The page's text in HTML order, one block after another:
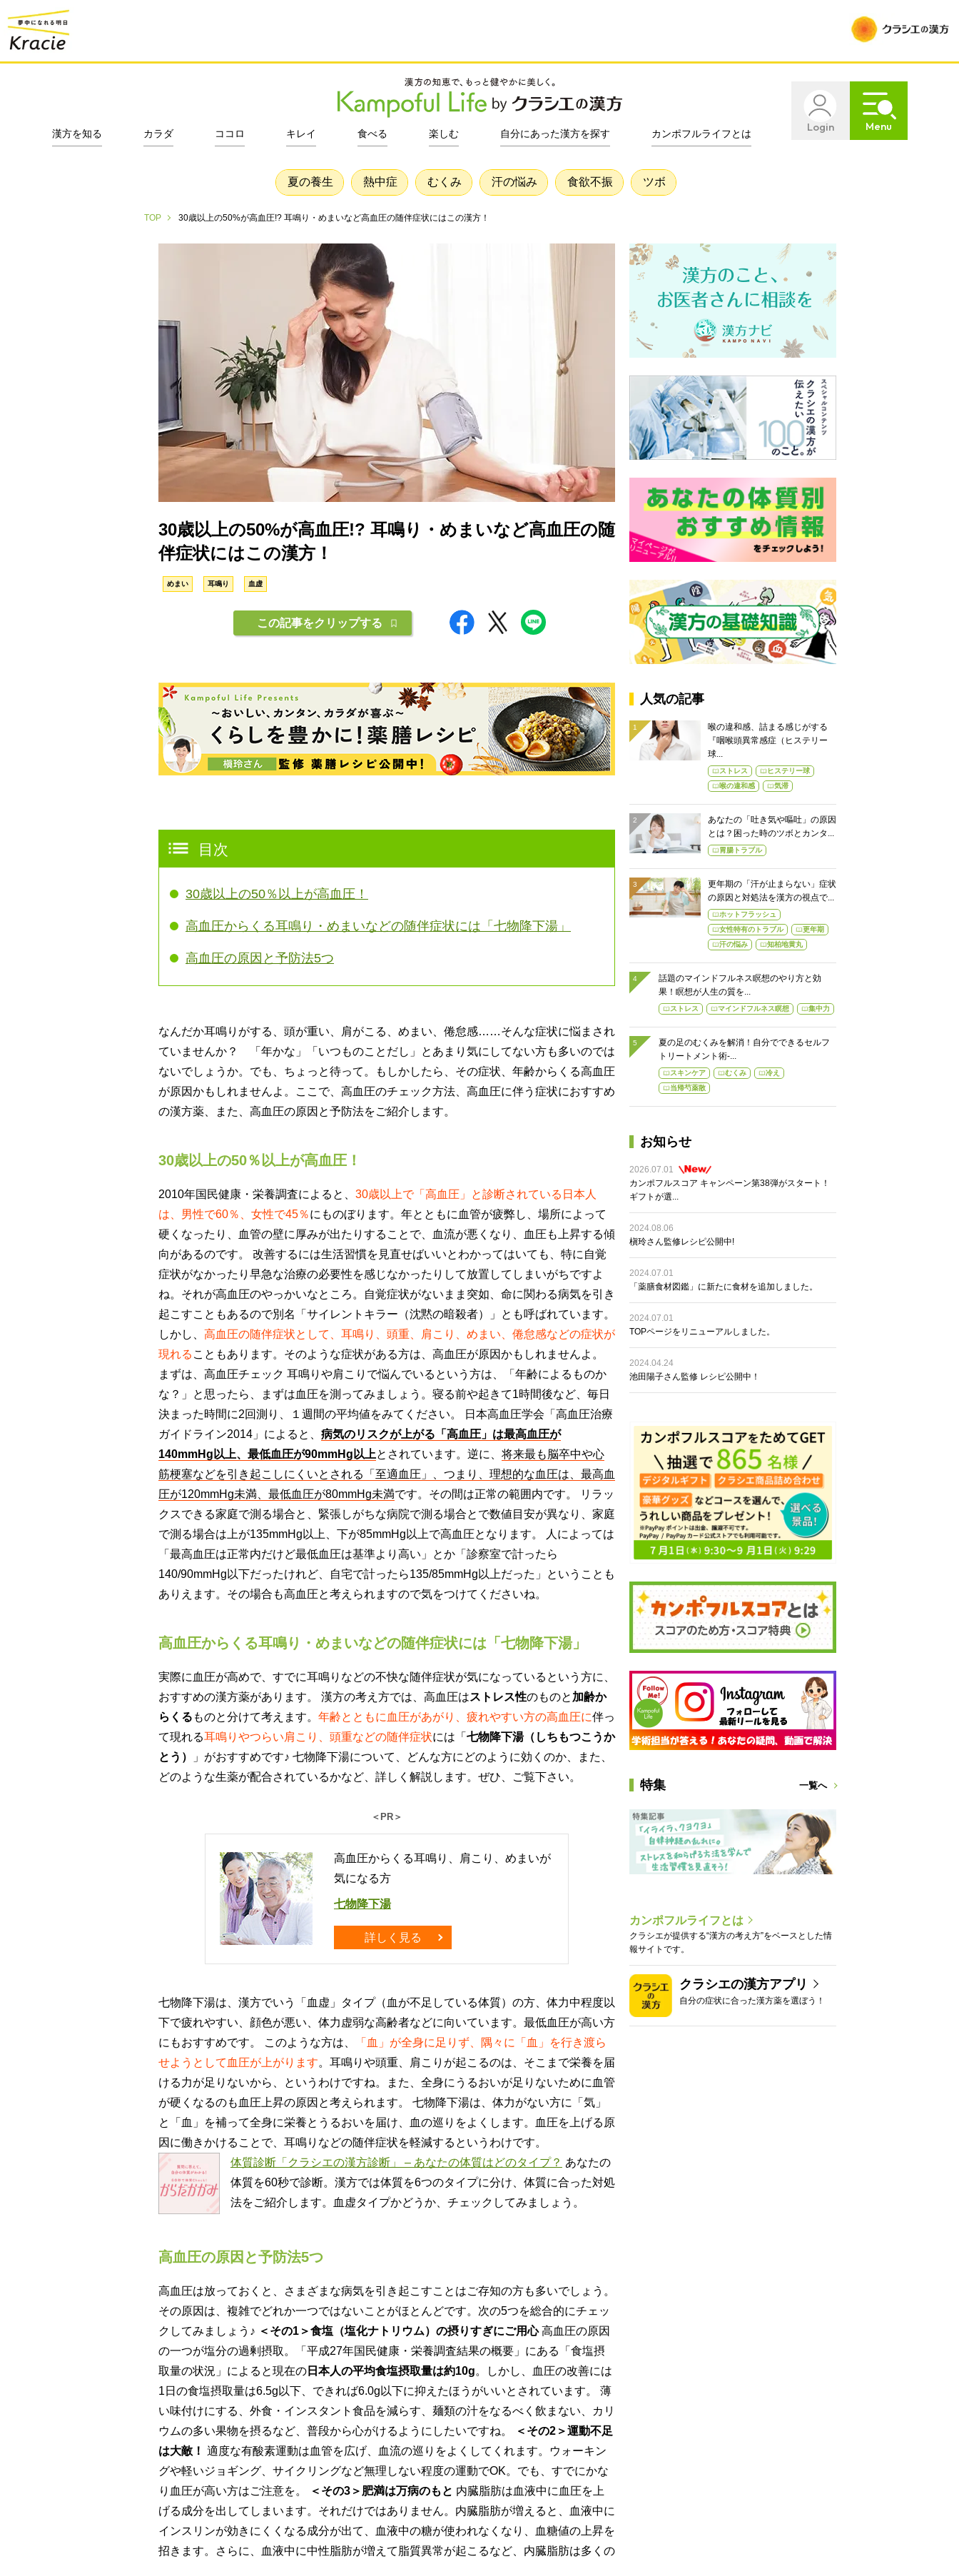
Login Menu
漢方を知る カラダ ココロ キレイ 食べる 楽しむ 自分にあった漢方を探す カンポフルライフとは
夏の養生 熱中症 むくみ 汗の悩み 食欲不振 ツボ
TOP 30歳以上の50%が高血圧!? 耳鳴り・めまいなど高血圧の随伴症状にはこの漢方！
30歳以上の50%が高血圧!? 耳鳴り・めまいなど高血圧の随
伴症状にはこの漢方！
めまい 耳鳴り 血虚
この記事をクリップする
目次
30歳以上の50％以上が高血圧！
高血圧からくる耳鳴り・めまいなどの随伴症状には「七物降下湯」
高血圧の原因と予防法5つ
なんだか耳鳴りがする、頭が重い、肩がこる、めまい、倦怠感……そんな症状に悩まされ
ていませんか？ 「年かな」「いつものことだし」とあまり気にしてない方も多いのでは
ないでしょうか。でも、ちょっと待って。もしかしたら、その症状、年齢からくる高血圧
が原因かもしれませんよ。ここで、高血圧のチェック方法、高血圧に伴う症状におすすめ
の漢方薬、また、高血圧の原因と予防法をご紹介します。
30歳以上の50％以上が高血圧！
2010年国民健康・栄養調査によると、 30歳以上で「高血圧」と診断されている日本人
は、男性で60％、女性で45％にものぼります。年とともに血管が疲弊し、場所によって
硬くなったり、血管の壁に厚みが出たりすることで、血流が悪くなり、血圧も上昇する傾
向があるのです。 改善するには生活習慣を見直せばいいとわかってはいても、特に自覚
症状がなかったり早急な治療の必要性を感じなかったりして放置してしまいがちですよ
ね。それが高血圧のやっかいなところ。自覚症状がないまま突如、命に関わる病気を引き
起こすこともあるので別名「サイレントキラー（沈黙の暗殺者）」とも呼ばれています。
しかし、 高血圧の随伴症状として、耳鳴り、頭重、肩こり、めまい、倦怠感などの症状が
現れる こともあります。そのような症状がある方は、高血圧が原因かもしれませんよ。
まずは、高血圧チェック 耳鳴りや肩こりで悩んでいるという方は、「年齢によるものか
な？」と思ったら、まずは血圧を測ってみましょう。寝る前や起きて1時間後など、毎日
決まった時間に2回測り、１週間の平均値をみてください。 日本高血圧学会「高血圧治療
ガイドライン2014」によると、 病気のリスクが上がる「高血圧」は最高血圧が
140mmHg以上、最低血圧が90mmHg以上とされています。逆に、 将来最も脳卒中や心
筋梗塞などを引き起こしにくいとされる「至適血圧」、つまり、理想的な血圧は、最高血
圧が120mmHg未満、最低血圧が80mmHg未満です。その間は正常の範囲内です。 リラッ
クスできる家庭で測る場合と、緊張しがちな病院で測る場合とで数値目安が異なり、家庭
で測る場合は上が135mmHg以上、下が85mmHg以上で高血圧となります。 人によっては
「最高血圧は正常内だけど最低血圧は基準より高い」とか「診察室で計ったら
140/90mmHg以下だったけれど、自宅で計ったら135/85mmHg以上だった」ということも
ありえます。その場合も高血圧と考えられますので気をつけてくださいね。
高血圧からくる耳鳴り・めまいなどの随伴症状には「七物降下湯」
実際に血圧が高めで、すでに耳鳴りなどの不快な随伴症状が気になっているという方に、
おすすめの漢方薬があります。 漢方の考え方では、高血圧はストレス性のものと 加齢か
らくる ものと分けて考えます。 年齢とともに血圧があがり、疲れやすい方の高血圧に伴っ
て現れる耳鳴りやつらい肩こり、頭重などの随伴症状には「 七物降下湯（しちもつこうか
とう）
」がおすすめです♪ 七物降下湯について、どんな方にどのように効くのか、また、
どのような生薬が配合されているかなど、詳しく解説します。ぜひ、ご覧下さい。
＜PR＞
高血圧からくる耳鳴り、肩こり、めまいが
気になる方
七物降下湯
詳しく見る
七物降下湯は、漢方でいう「血虚」タイプ（血が不足している体質）の方、体力中程度以
下で疲れやすい、顔色が悪い、体力虚弱な高齢者などに向いています。最低血圧が高い方
にもおすすめです。 このような方は、
「血」が全身に足りず、隅々に「血」を行き渡ら
せようとして血圧が上がります。耳鳴りや頭重、肩こりが起こるのは、そこまで栄養を届
ける力が足りないから、というわけですね。また、全身にうるおいが足りないために血管
が硬くなるのも血圧上昇の原因と考えられます。 七物降下湯は、体力がない方に「気」
と「血」を補って全身に栄養とうるおいを届け、血の巡りをよくします。血圧を上げる原
因に働きかけることで、耳鳴りなどの随伴症状を軽減するというわけです。
体質診断「クラシエの漢方診断」 – あなたの体質はどのタイプ？ あなたの
体質を60秒で診断。漢方では体質を6つのタイプに分け、体質に合った対処
法をご紹介します。血虚タイプかどうか、チェックしてみましょう。
高血圧の原因と予防法5つ
高血圧は放っておくと、さまざまな病気を引き起こすことはご存知の方も多いでしょう。
その原因は、複雑でどれか一つではないことがほとんどです。次の5つを総合的にチェッ
クしてみましょう♪ ＜その1＞食塩（塩化ナトリウム）の摂りすぎにご用心高血圧の原因
の一つが塩分の過剰摂取。「平成27年国民健康・栄養調査結果の概要」にある「食塩摂
取量の状況」によると現在の 日本人の平均食塩摂取量は約10g。しかし、血圧の改善には
1日の食塩摂取量は6.5g以下、できれば6.0g以下に抑えたほうがいいとされています。 薄
い味付けにする、外食・インスタント食品を減らす、麺類の汁をなるべく飲まない、カリ
ウムの多い果物を摂るなど、普段から心がけるようにしたいですね。
＜その2＞運動不足
は大敵！ 適度な有酸素運動は血管を広げ、血流の巡りをよくしてくれます。ウォーキン
グや軽いジョギング、サイクリングなど無理しない程度の運動でOK。でも、すでにかな
り血圧が高い方はご注意を。
＜その3＞肥満は万病のもと 内臓脂肪は血液中に血圧を上
げる成分を出してしまいます。それだけではありません。内臓脂肪が増えると、血液中に
インスリンが効きにくくなる成分が出て、血液中の糖が使われなくなり、血糖値の上昇を
招きます。さらに、血液中に中性脂肪が増えて脂質異常が起こるなど、内臓脂肪は多くの
人気の記事
喉の違和感、詰まる感じがする
『咽喉頭異常感症（ヒステリー
球...
ストレス
ヒステリー球
喉の違和感
気滞
あなたの「吐き気や嘔吐」の原因
とは？困った時のツボとカンタ...
胃腸トラブル
更年期の「汗が止まらない」症状
の原因と対処法を漢方の視点で...
ホットフラッシュ
女性特有のトラブル
更年期
汗の悩み
知柏地黄丸
話題のマインドフルネス瞑想のやり方と効
果！瞑想が人生の質を...
ストレス マインドフルネス瞑想 集中力
夏の足のむくみを解消！自分でできるセルフ
トリートメント術-...
スキンケア むくみ
冷え
当帰芍薬散
お知らせ
2026.07.01
カンポフルスコア キャンペーン第38弾がスタート！
ギフトが選...
2024.08.06
槇玲さん監修レシピ公開中!
2024.07.01
「薬膳食材図鑑」に新たに食材を追加しました。
2024.07.01
TOPページをリニューアルしました。
2024.04.24
池田陽子さん監修 レシピ公開中！
特集 一覧へ
カンポフルライフとは
クラシエが提供する“漢方の考え方”をベースとした情
報サイトです。
クラシエの漢方アプリ
自分の症状に合った漢方薬を選ぼう！